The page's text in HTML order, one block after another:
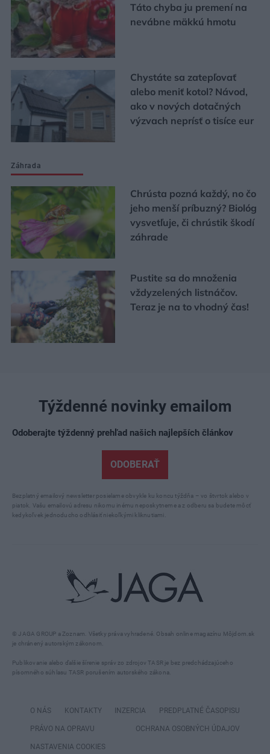
Táto chyba ju premení na
nevábne mäkkú hmotu
Chystáte sa zatepľovať
alebo meniť kotol? Návod,
ako v nových dotačných
výzvach neprísť o tisíce eur
Záhrada
Chrústa pozná každý, no čo
jeho menší príbuzný? Biológ
vysvetľuje, či chrústik škodí
záhrade
Pustite sa do množenia
vždyzelených listnáčov.
Teraz je na to vhodný čas!
© JAGA GROUP a Zoznam. Všetky práva vyhradené. Obsah online magazínu Môjdom.sk
je chránený autorským zákonom.
Publikovanie alebo ďalšie šírenie správ zo zdrojov TASR je bez predchádzajúceho
písomného súhlasu TASR porušením autorského zákona.
Týždenné novinky emailom
Odoberajte týždenný prehľad našich najlepších článkov
ODOBERAŤ
Bezplatný emailový newsletter posielame obvykle ku koncu týždňa – vo štvrtok alebo v
piatok. Vašu emailovú adresu nikomu inému neposkytneme a z odberu sa budete môcť
kedykoľvek jednoducho odhlásiť niekoľkými kliknutiami.
O NÁS KONTAKTY INZERCIA PREDPLATNÉ ČASOPISU
PRÁVO NA OPRAVU OCHRANA OSOBNÝCH ÚDAJOV
NASTAVENIA COOKIES